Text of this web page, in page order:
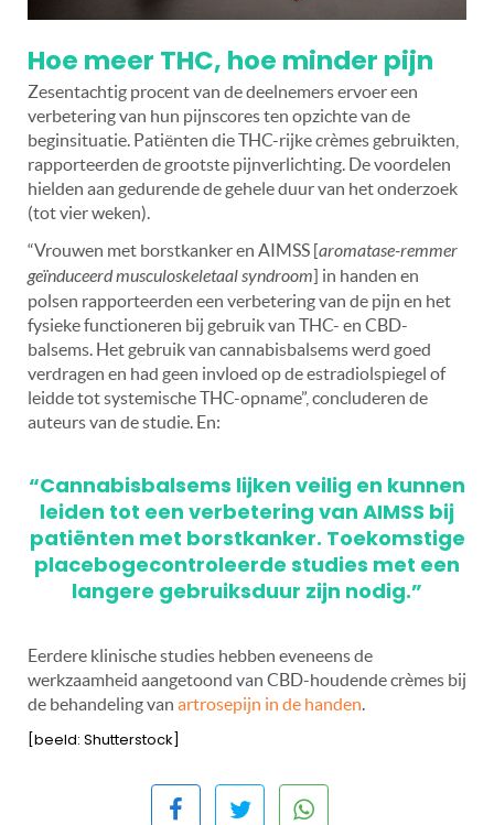
Hoe meer THC, hoe minder pijn
Zesentachtig procent van de deelnemers ervoer een
verbetering van hun pijnscores ten opzichte van de
beginsituatie. Patiënten die THC-rijke crèmes gebruikten,
rapporteerden de grootste pijnverlichting. De voordelen
hielden aan gedurende de gehele duur van het onderzoek
(tot vier weken).
“Vrouwen met borstkanker en AIMSS [aromatase-remmer
geïnduceerd musculoskeletaal syndroom] in handen en
polsen rapporteerden een verbetering van de pijn en het
fysieke functioneren bij gebruik van THC- en CBD-
balsems. Het gebruik van cannabisbalsems werd goed
verdragen en had geen invloed op de estradiolspiegel of
leidde tot systemische THC-opname”, concluderen de
auteurs van de studie. En:
“Cannabisbalsems lijken veilig en kunnen
leiden tot een verbetering van AIMSS bij
patiënten met borstkanker. Toekomstige
placebogecontroleerde studies met een
langere gebruiksduur zijn nodig.”
Eerdere klinische studies hebben eveneens de
werkzaamheid aangetoond van CBD-houdende crèmes bij
de behandeling van artrosepijn in de handen.
[beeld: Shutterstock]